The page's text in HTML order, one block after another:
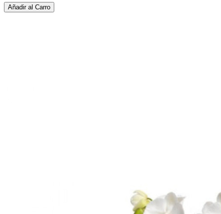
Añadir al Carro